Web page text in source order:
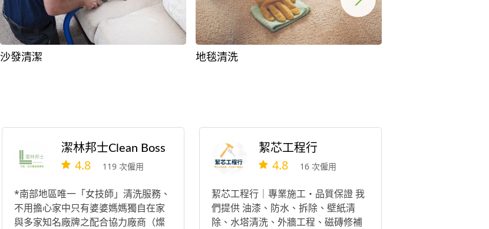
沙發清潔 地毯清洗
潔林邦士Clean Boss
4.8 119 次僱用
*南部地區唯一「女技師」清洗服務、
不用擔心家中只有婆婆媽媽獨自在家
與多家知名廠牌之配合協力廠商（燦
絜芯工程行
4.8 16 次僱用
絜芯工程行｜專業施工・品質保證 我
們提供 油漆、防水、拆除、壁紙清
除、水塔清洗、外牆工程、磁磚修補